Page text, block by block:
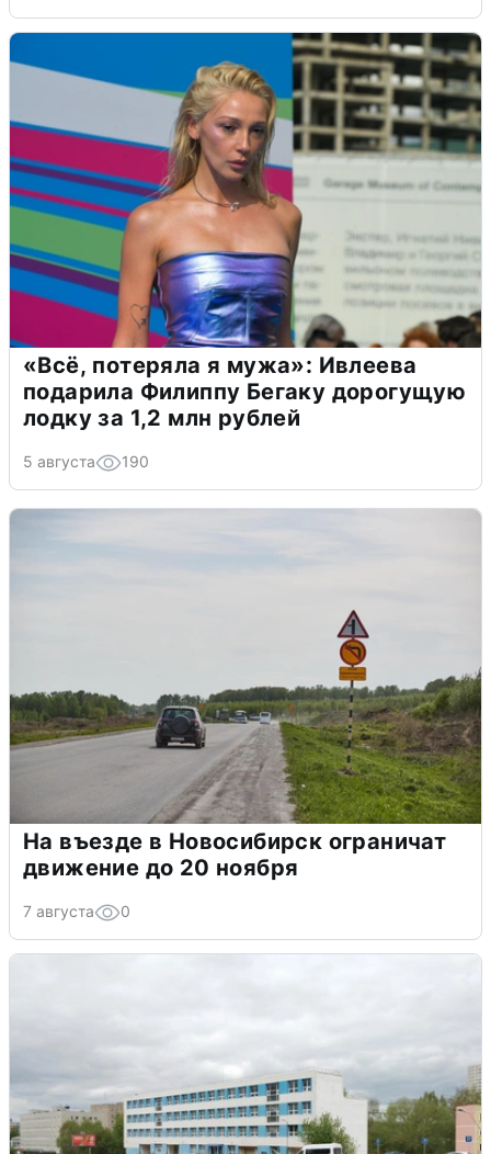
«Всё, потеряла я мужа»: Ивлеева
подарила Филиппу Бегаку дорогущую
лодку за 1,2 млн рублей
5 августа 190
На въезде в Новосибирск ограничат
движение до 20 ноября
7 августа 0